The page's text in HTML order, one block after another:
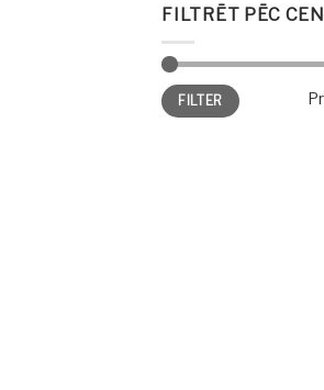
FILTRĒT PĒC
Min
price
Max
priceFILTER